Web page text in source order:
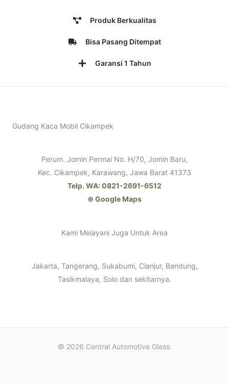
Produk Berkualitas
Bisa Pasang Ditempat
Garansi 1 Tahun
Gudang Kaca Mobil Cikampek
Perum. Jomin Permai No. H/70, Jomin Baru,
Kec. Cikampek, Karawang, Jawa Barat 41373
Telp. WA: 0821-2691-6512
⊕ Google Maps
Kami Melayani Juga Untuk Area
Jakarta, Tangerang, Sukabumi, Cianjur, Bandung,
Tasikmalaya, Solo dan sekitarnya.
© 2026 Central Automotive Glass.